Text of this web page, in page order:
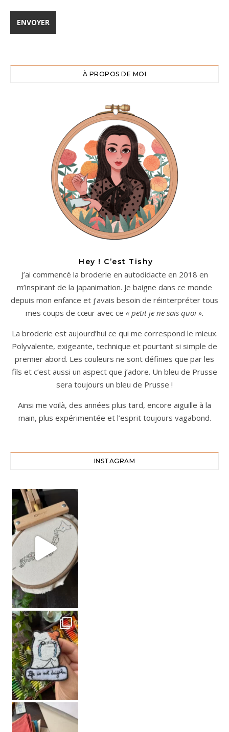
À PROPOS DE MOI
Hey ! C’est Tishy
J’ai commencé la broderie en autodidacte en 2018 en
m’inspirant de la japanimation. Je baigne dans ce monde
depuis mon enfance et j’avais besoin de réinterpréter tous
mes coups de cœur avec ce « petit je ne sais quoi ».
La broderie est aujourd’hui ce qui me correspond le mieux.
Polyvalente, exigeante, technique et pourtant si simple de
premier abord. Les couleurs ne sont définies que par les
fils et c’est aussi un aspect que j’adore. Un bleu de Prusse
sera toujours un bleu de Prusse !
Ainsi me voilà, des années plus tard, encore aiguille à la
main, plus expérimentée et l’esprit toujours vagabond.
INSTAGRAM